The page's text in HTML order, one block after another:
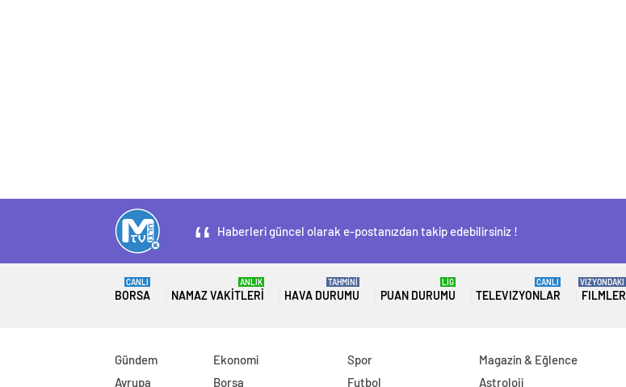
Haberleri güncel olarak e-postanızdan takip edebilirsiniz !
BORSA
CANLI
NAMAZ VAKITLERI
ANLIK
HAVA DURUMU
TAHMİNİ
PUAN DURUMU
LİG
TELEVIZYONLAR
CANLI
FILMLER
VIZYONDAKI
Gündem
Avrupa
Ekonomi
Borsa
Spor
Futbol
Magazin & Eğlence
Astroloji